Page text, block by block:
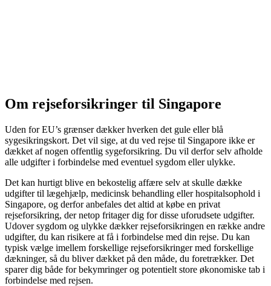
Om rejseforsikringer til Singapore
Uden for EU’s grænser dækker hverken det gule eller blå
sygesikringskort. Det vil sige, at du ved rejse til Singapore ikke er
dækket af nogen offentlig sygeforsikring. Du vil derfor selv afholde
alle udgifter i forbindelse med eventuel sygdom eller ulykke.
Det kan hurtigt blive en bekostelig affære selv at skulle dække
udgifter til lægehjælp, medicinsk behandling eller hospitalsophold i
Singapore, og derfor anbefales det altid at købe en privat
rejseforsikring, der netop fritager dig for disse uforudsete udgifter.
Udover sygdom og ulykke dækker rejseforsikringen en række andre
udgifter, du kan risikere at få i forbindelse med din rejse. Du kan
typisk vælge imellem forskellige rejseforsikringer med forskellige
dækninger, så du bliver dækket på den måde, du foretrækker. Det
sparer dig både for bekymringer og potentielt store økonomiske tab i
forbindelse med rejsen.